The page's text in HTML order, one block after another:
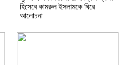
হিসেবে কামরুল ইসলামকে ঘিরে
আলোচনা